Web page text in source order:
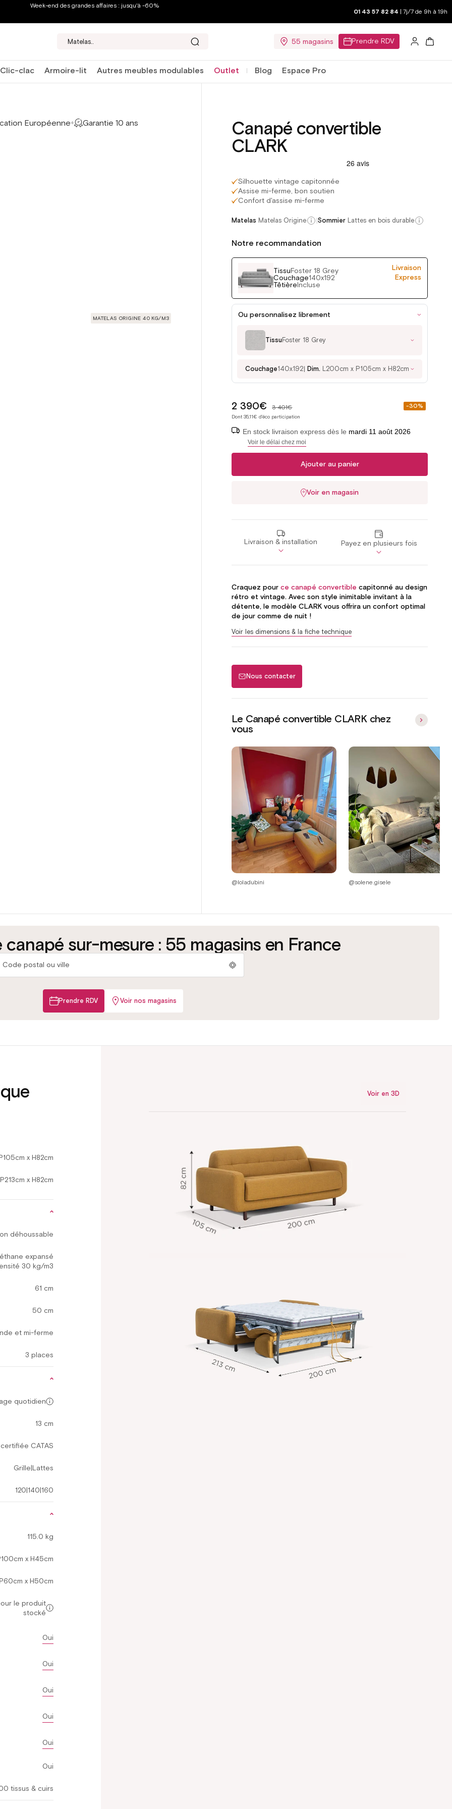
Week-end des grandes affaires : jusqu'à -60%
01 43 57 82 84 | 7j/7 de 9h à 19h
Matelas... 55 magasins Prendre RDV Connexion
Panier
Clic-clac Armoire-lit Autres meubles modulables Outlet Blog Espace Pro
Européenne+ Garantie 10 ans
MATELAS ORIGINE 40 KG/M3
Canapé convertible
CLARK
Silhouette vintage capitonnée
Assise mi-ferme, bon soutien
Confort d'assise mi-ferme
Matelas Matelas Origine |Sommier Lattes en bois durable
Notre recommandation
TissuFoster 18 Grey
Couchage140x192
TêtièreIncluse
Livraison
Express
Ou personnalisez librement
Tissu Foster 18 Grey
Couchage140x192 Dim. L200cm x P105cm x H82cm
Prix
soldé
2 390€ 3 401€ -30%
Dont 35,11€ d'éco participation
En stock livraison express dès le mardi 11 août 2026
Voir le délai chez moi
Ajouter au panier
Voir en magasin
Livraison & installation Payez en plusieurs fois
Craquez pource canapé convertible capitonné au design
rétro et vintage. Avec son style inimitable invitant à la
détente, le modèle CLARK vous offrira un confort optimal
de jour comme de nuit !
Voir les dimensions & la fiche technique
Nous contacter
Le Canapé convertible CLARK chez
vous
@loladubini @solene.gisele
canapé sur-mesure : 55 magasins en France
Prendre RDV Voir nos magasins
confort idéal Lattes ou grilles selon votre utilisation Par nos experts en magasin
x H82cm
x H82cm
déhoussable
expansé
30 kg/m3
61 cm
50 cm
et mi-ferme
3 places
quotidien
13 cm
CATAS
Grille|Lattes
120|140|160
115.0 kg
x H45cm
x H50cm
le produit
stocké
Oui
Oui
Oui
Oui
Oui
Oui
tissus & cuirs
Voir en 3D